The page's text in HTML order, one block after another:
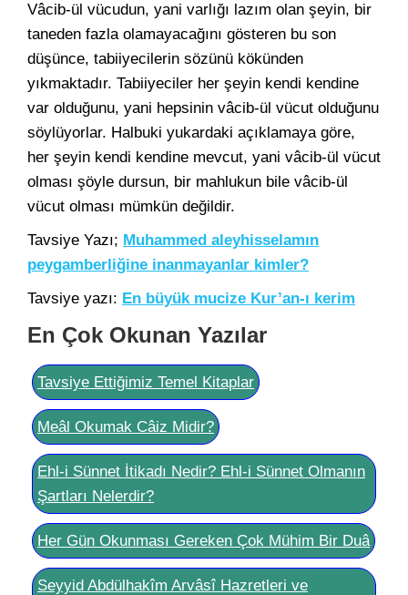
Vâcib-ül vücudun, yani varlığı lazım olan şeyin, bir
taneden fazla olamayacağını gösteren bu son
düşünce, tabiiyecilerin sözünü kökünden
yıkmaktadır. Tabiiyeciler her şeyin kendi kendine
var olduğunu, yani hepsinin vâcib-ül vücut olduğunu
söylüyorlar. Halbuki yukardaki açıklamaya göre,
her şeyin kendi kendine mevcut, yani vâcib-ül vücut
olması şöyle dursun, bir mahlukun bile vâcib-ül
vücut olması mümkün değildir.
Tavsiye Yazı; Muhammed aleyhisselamın
peygamberliğine inanmayanlar kimler?
Tavsiye yazı: En büyük mucize Kur’an-ı kerim
En Çok Okunan Yazılar
Tavsiye Ettiğimiz Temel Kitaplar
Meâl Okumak Câiz Midir?
Ehl-i Sünnet İtikadı Nedir? Ehl-i Sünnet Olmanın
Şartları Nelerdir?
Her Gün Okunması Gereken Çok Mühim Bir Duâ
Seyyid Abdülhakîm Arvâsî Hazretleri ve